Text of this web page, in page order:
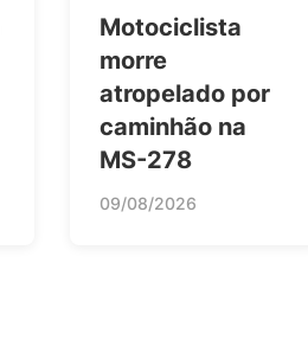
Motociclista
morre
atropelado por
caminhão na
MS-278
09/08/2026